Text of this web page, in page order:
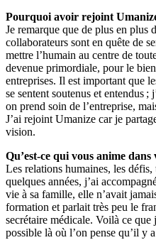
Pourquoi avoir rejoint
Je remarque que de plus en plus
collaborateurs sont en quête de
mettre l’humain au centre de
devenue primordiale, pour le
entreprises. Il est important que
se sentent soutenus et entendus
on prend soin de l’entreprise,
J’ai rejoint Umanize car je
vision.
Qu’est-ce qui vous anime
Les relations humaines, les
quelques années, j’ai
vie à sa famille, elle n’avait
formation et parlait très peu le
secrétaire médicale. Voilà ce
possible là où l’on pense qu’il y